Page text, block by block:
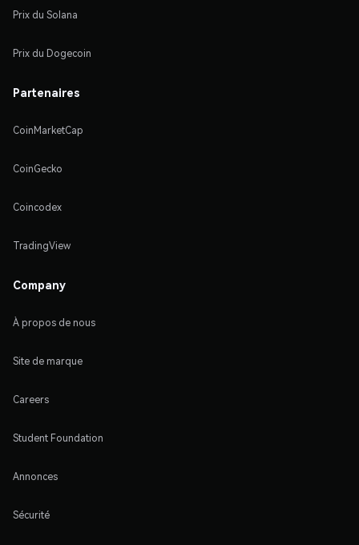
Prix du Solana
Prix du Dogecoin
Partenaires
CoinMarketCap
CoinGecko
Coincodex
TradingView
Company
À propos de nous
Site de marque
Careers
Student Foundation
Annonces
Sécurité